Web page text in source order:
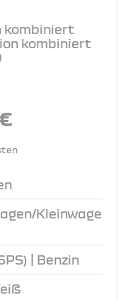
kombiniert
kombiniert
Kleinwage
| Benzin